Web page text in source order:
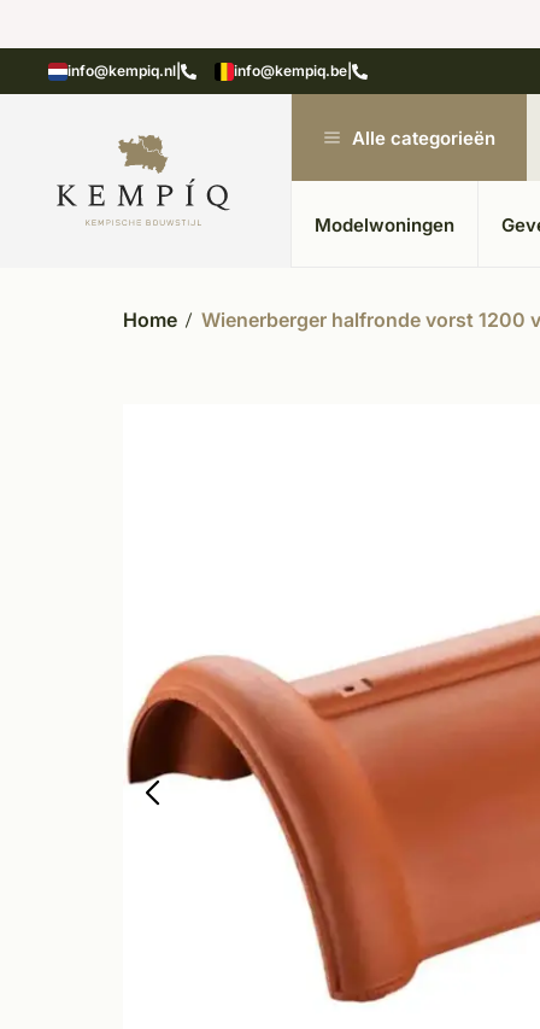
info@kempiq.nl info@kempiq.be
in kempische bouwstijl Meer dan 20 jaar
Alle categorieën
Modelwoningen
Home Wienerberger halfronde vorst 1200